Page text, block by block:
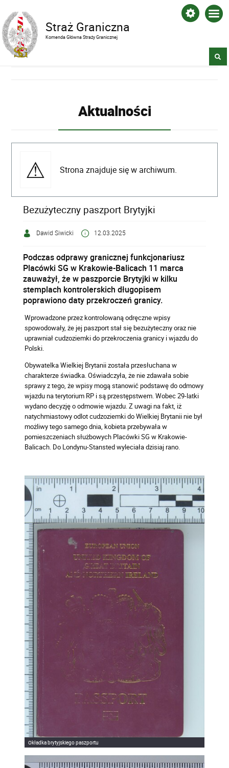
Straż Graniczna
Komenda Główna Straży Granicznej
Aktualności
Strona znajduje się w archiwum.
Bezużyteczny paszport Brytyjki
Dawid Siwicki 12.03.2025
Podczas odprawy granicznej funkcjonariusz
Placówki SG w Krakowie-Balicach 11 marca
zauważył, że w paszporcie Brytyjki w kilku
stemplach kontrolerskich długopisem
poprawiono daty przekroczeń granicy.
Wprowadzone przez kontrolowaną odręczne wpisy
spowodowały, że jej paszport stał się bezużyteczny oraz nie
uprawniał cudzoziemki do przekroczenia granicy i wjazdu do
Polski.
Obywatelka Wielkiej Brytanii została przesłuchana w
charakterze świadka. Oświadczyła, że nie zdawała sobie
sprawy z tego, że wpisy mogą stanowić podstawę do odmowy
wjazdu na terytorium RP i są przestępstwem. Wobec 29-latki
wydano decyzję o odmowie wjazdu. Z uwagi na fakt, iż
natychmiastowy odlot cudzoziemki do Wielkiej Brytanii nie był
możliwy tego samego dnia, kobieta przebywała w
pomieszczeniach służbowych Placówki SG w Krakowie-
Balicach. Do Londynu-Stansted wyleciała dzisiaj rano.
Okładka brytyjskiego paszportu